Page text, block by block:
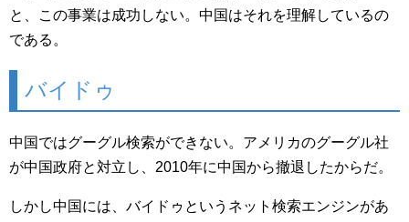
と、この事業は成功しない。中国はそれを理解しているの
である。
バイドゥ
中国ではグーグル検索ができない。アメリカのグーグル社
が中国政府と対立し、2010年に中国から撤退したからだ。
しかし中国には、バイドゥというネット検索エンジンがあ